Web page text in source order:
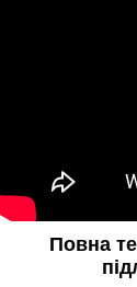
Повна